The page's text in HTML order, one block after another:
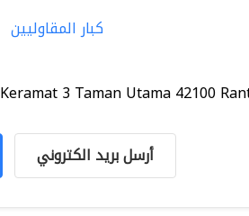
كبار المقاوليين
3 Taman Utama 42100
أرسل بريد الكتروني